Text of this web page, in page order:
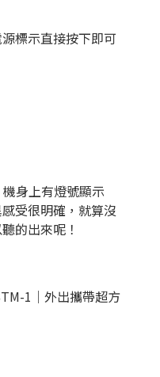
標示直接按下即可
身上有燈號顯示
受很明確，就算沒
的出來呢！
1｜外出攜帶超方